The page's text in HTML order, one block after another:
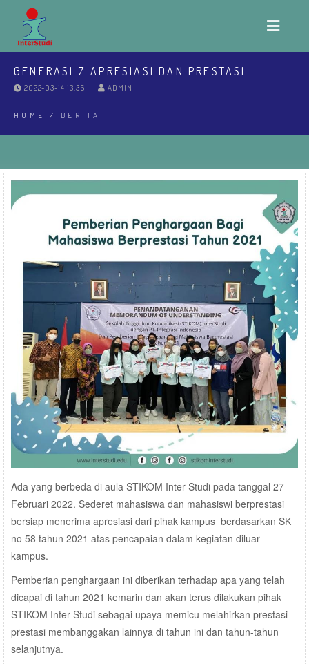
GENERASI Z APRESIASI DAN PRESTASI
2022-03-14 13:36 ADMIN
HOME / BERITA
Ada yang berbeda di aula STIKOM Inter Studi pada tanggal 27
Februari 2022. Sederet mahasiswa dan mahasiswi berprestasi
bersiap menerima apresiasi dari pihak kampus berdasarkan SK
no 58 tahun 2021 atas pencapaian dalam kegiatan diluar
kampus.
Pemberian penghargaan ini diberikan terhadap apa yang telah
dicapai di tahun 2021 kemarin dan akan terus dilakukan pihak
STIKOM Inter Studi sebagai upaya memicu melahirkan prestasi-
prestasi membanggakan lainnya di tahun ini dan tahun-tahun
selanjutnya.